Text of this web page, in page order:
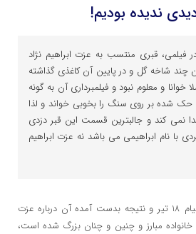
ندیده بودیم!
فیلمی، قبری منتسب به عزت ابراهیم نژاد
شاخه گل و در پایین آن کاغذی گذاشته
و معلوم نبود و فیلمبرداری آن به گونه
شده بر روی سنگ را بخوبی خواند و لذا
کند و جالبترین قسمت این قبر دزدی
با نام ابراهیمی می باشد نه عزت ابراهیم
دیروز و امروز در شبکه سیمای مجاهدین پس از کلی تحلیل در مورد قیام 18 تیر و نتیجه بدست آمده آن درباره عزت
مبارز و چنین و چنان بزرگ شده است،